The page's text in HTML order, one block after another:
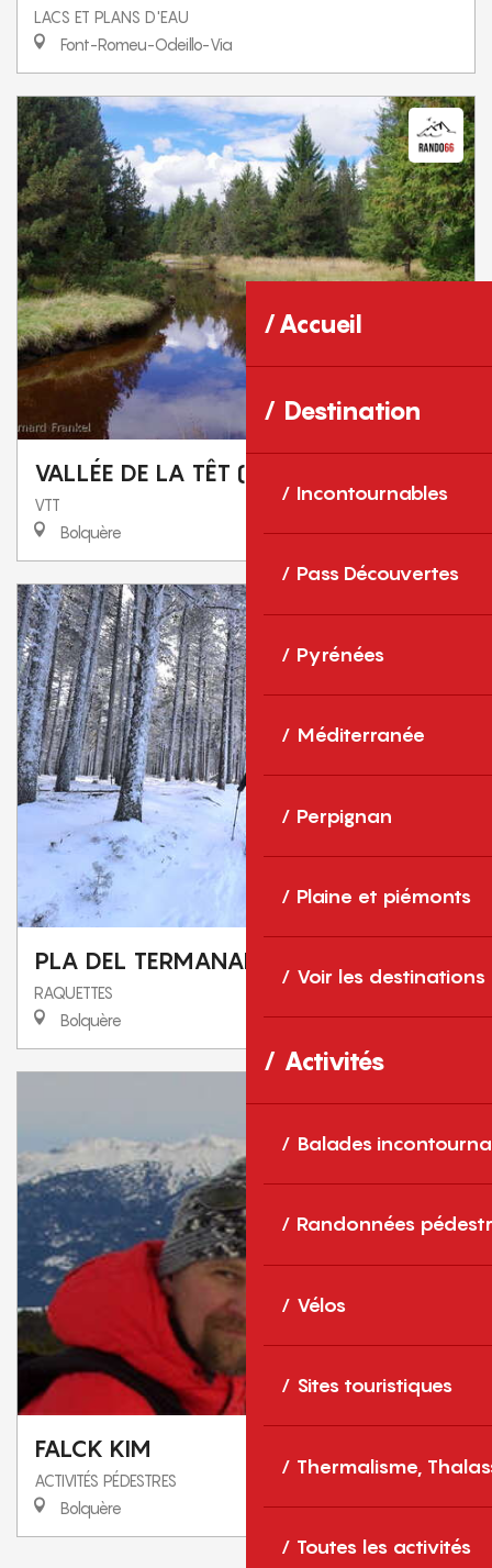
Accueil
Destination
Incontournables
Pass Découvertes
Pyrénées
Méditerranée
Perpignan
Plaine et piémonts
Voir les destinations
Activités
Balades
Randonnées
Vélos
Sites touristiques
Thermalisme,
Toutes les activités
LACS ET PLANS D'EAU
Font-Romeu-Odeillo-Via
VALLÉE DE LA TÊT (VTT 30)
VTT
Bolquère
PLA DEL TERMANAL
RAQUETTES
Bolquère
FALCK KIM
ACTIVITÉS PÉDESTRES
Bolquère